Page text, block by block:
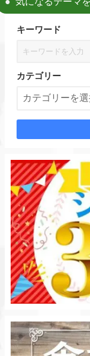
キーワード
カテゴリー